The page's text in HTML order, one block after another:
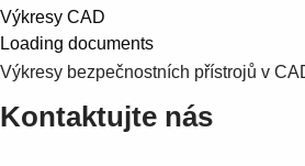
Výkresy CAD
Loading documents
Výkresy bezpečnostních přístrojů v
Kontaktujte nás